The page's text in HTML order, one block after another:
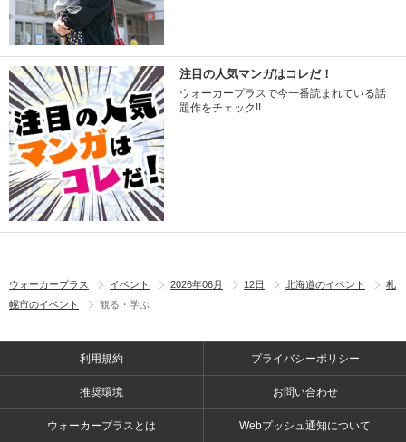
注目の人気マンガはコレだ！
ウォーカープラスで今一番読まれている話
題作をチェック!!
ウォーカープラス イベント 2026年06月 12日 北海道のイベント
札
幌市のイベント
観る・学ぶ
利用規約 プライバシーポリシー
推奨環境 お問い合わせ
ウォーカープラスとは Webプッシュ通知について